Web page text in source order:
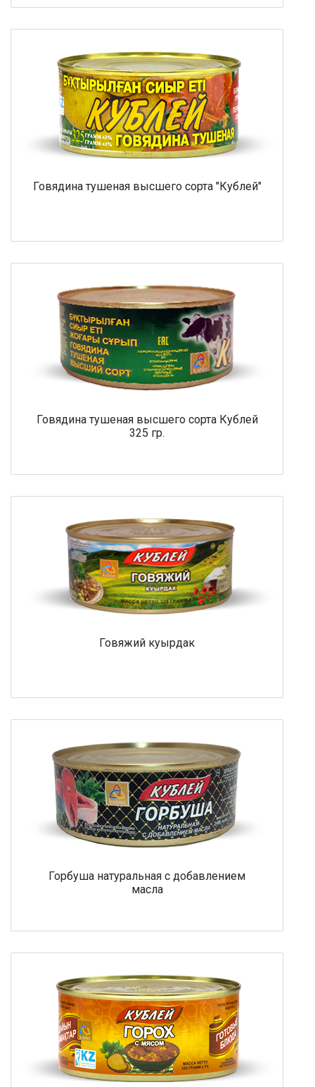
Говядина тушеная высшего сорта "Кублей"
Говядина тушеная высшего сорта Кублей
325 гр.
Говяжий куырдак
Горбуша натуральная с добавлением
масла